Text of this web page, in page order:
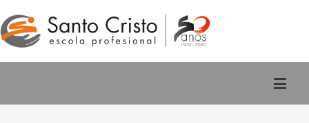
988 220 588